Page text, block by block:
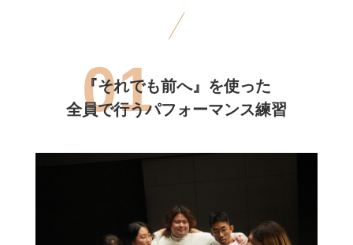
『それでも前へ』を使った
全員で行うパフォーマンス練習